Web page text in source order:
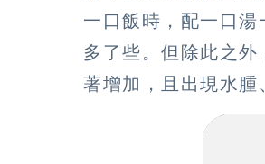
一口飯時，配一口
多了些。但除此之
著增加，且出現水腫